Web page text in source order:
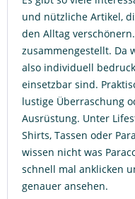
und nützliche Artikel,
den Alltag
zusammengestellt. Da
also individuell
einsetzbar sind.
lustige Überraschung
Ausrüstung. Unter
Shirts, Tassen oder
wissen nicht was
schnell mal anklicken
genauer ansehen.